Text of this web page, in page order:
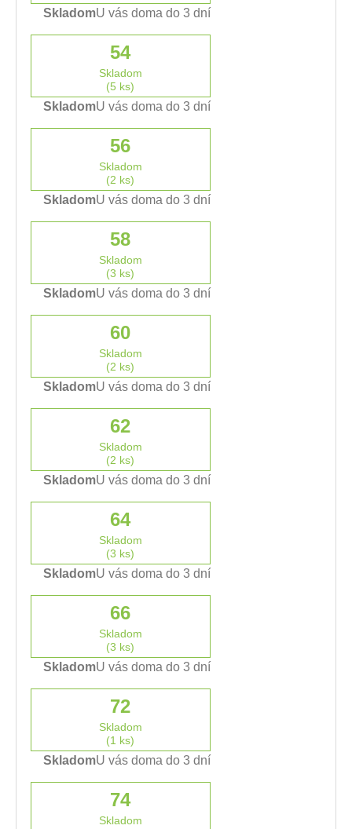
SkladomU vás doma do 3 dní
54
Skladom
(5 ks)
SkladomU vás doma do 3 dní
56
Skladom
(2 ks)
SkladomU vás doma do 3 dní
58
Skladom
(3 ks)
SkladomU vás doma do 3 dní
60
Skladom
(2 ks)
SkladomU vás doma do 3 dní
62
Skladom
(2 ks)
SkladomU vás doma do 3 dní
64
Skladom
(3 ks)
SkladomU vás doma do 3 dní
66
Skladom
(3 ks)
SkladomU vás doma do 3 dní
72
Skladom
(1 ks)
SkladomU vás doma do 3 dní
74
Skladom